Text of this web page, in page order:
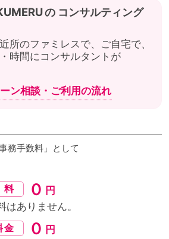
の コンサルティング
所のファミレスで、ご自宅で、
時間にコンサルタントが
ン相談・ ご利用の流れ
務手数料」として
料 ０ 円
はありません。
金 ０ 円